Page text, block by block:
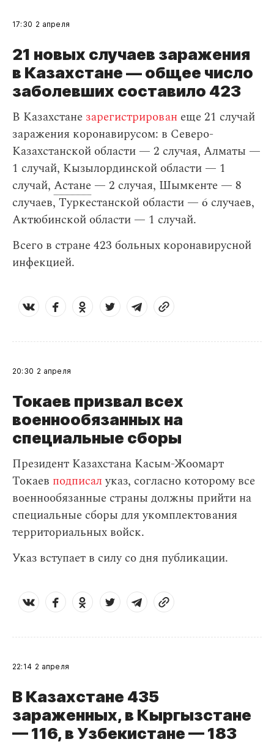
17:30 2 апреля
21 новых случаев заражения
в Казахстане — общее число
заболевших составило 423
В Казахстане зарегистрирован еще 21 случай
заражения коронавирусом: в Северо-
Казахстанской области — 2 случая, Алматы —
1 случай, Кызылординской области — 1
случай, Астане — 2 случая, Шымкенте — 8
случаев, Туркестанской области — 6 случаев,
Актюбинской области — 1 случай.
Всего в стране 423 больных коронавирусной
инфекцией.
20:30 2 апреля
Токаев призвал всех
военнообязанных на
специальные сборы
Президент Казахстана Касым-Жоомарт
Токаев подписалуказ, согласно которому все
военнообязанные страны должны прийти на
специальные сборы для укомплектования
территориальных войск.
Указ вступает в силу со дня публикации.
22:14 2 апреля
В Казахстане 435
зараженных, в Кыргызстане
— 116, в Узбекистане — 183